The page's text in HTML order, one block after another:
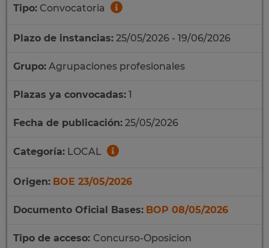
Tipo: Convocatoria
Plazo de instancias: 25/05/2026 - 19/06/2026
Grupo: Agrupaciones profesionales
Plazas ya convocadas: 1
Fecha de publicación: 25/05/2026
Categoría: LOCAL
Origen: BOE 23/05/2026
Documento Oficial Bases: BOP 08/05/2026
Tipo de acceso: Concurso-Oposicion